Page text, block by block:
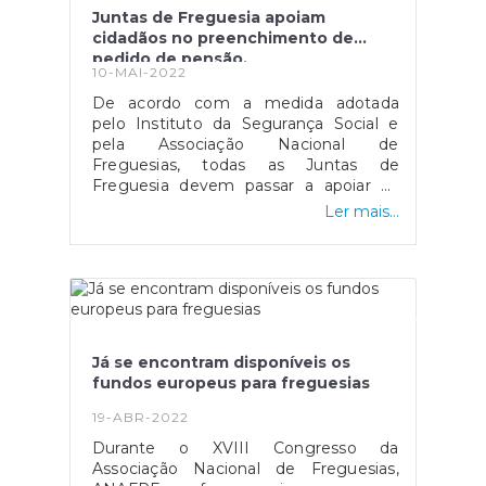
em: https://www.dinheirovivo.pt/financas-
pessoais/quando-vou-receber-o-
reembolso-do-irs-14854316.html
Juntas de Freguesia apoiam
cidadãos no preenchimento de
pedido de pensão.
10-MAI-2022
De acordo com a medida adotada
pelo Instituto da Segurança Social e
pela Associação Nacional de
Freguesias, todas as Juntas de
Freguesia devem passar a apoiar os
seus cidadãos no preenchimento do
Segurança Social Direta, garantido uma
acompanhamento a que mais
precisa.Na opinião de Jorge Veloso,
Freguesias (ANAFRE), "As freguesias,
como entidade mais próxima dos
cidadãos, devem e podem executar
este serviço que consideramos
possam sentir cada vez melhor e ter
alguém que os ligue ao Estado”.Fonte:
Ler mais...
Já se encontram disponíveis os
fundos europeus para freguesias
19-ABR-2022
Durante o XVIII Congresso da
Associação Nacional de Freguesias,